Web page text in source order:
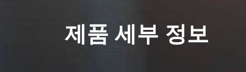
제품 세부 정보